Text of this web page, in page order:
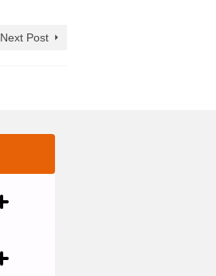
Next Post